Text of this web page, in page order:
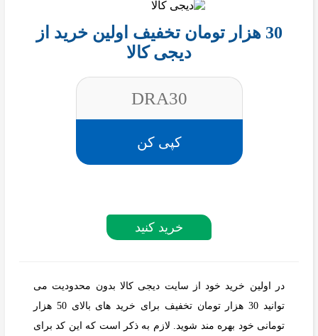
30 هزار تومان تخفیف اولین خرید از
دیجی کالا
DRA30
کپی کن
خرید کنید
در اولین خرید خود از سایت دیجی کالا بدون محدودیت می
توانید 30 هزار تومان تخفیف برای خرید های بالای 50 هزار
تومانی خود بهره مند شوید. لازم به ذکر است که این کد برای